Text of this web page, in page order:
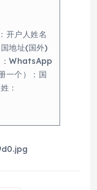
开户人姓名
地址(国外)
：WhatsApp
一个）：国
：